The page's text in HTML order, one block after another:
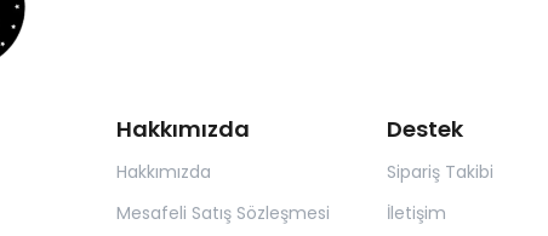
Hakkımızda
Hakkımızda
Mesafeli Satış Sözleşmesi
Destek
Sipariş Takibi
İletişim